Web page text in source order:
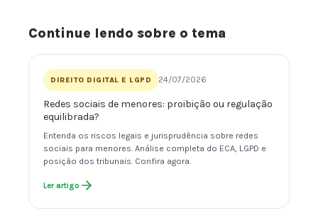
Continue lendo sobre o tema
DIREITO DIGITAL E LGPD 24/07/2026
Redes sociais de menores: proibição ou regulação
equilibrada?
Entenda os riscos legais e jurisprudência sobre redes
sociais para menores. Análise completa do ECA, LGPD e
posição dos tribunais. Confira agora.
Ler artigo